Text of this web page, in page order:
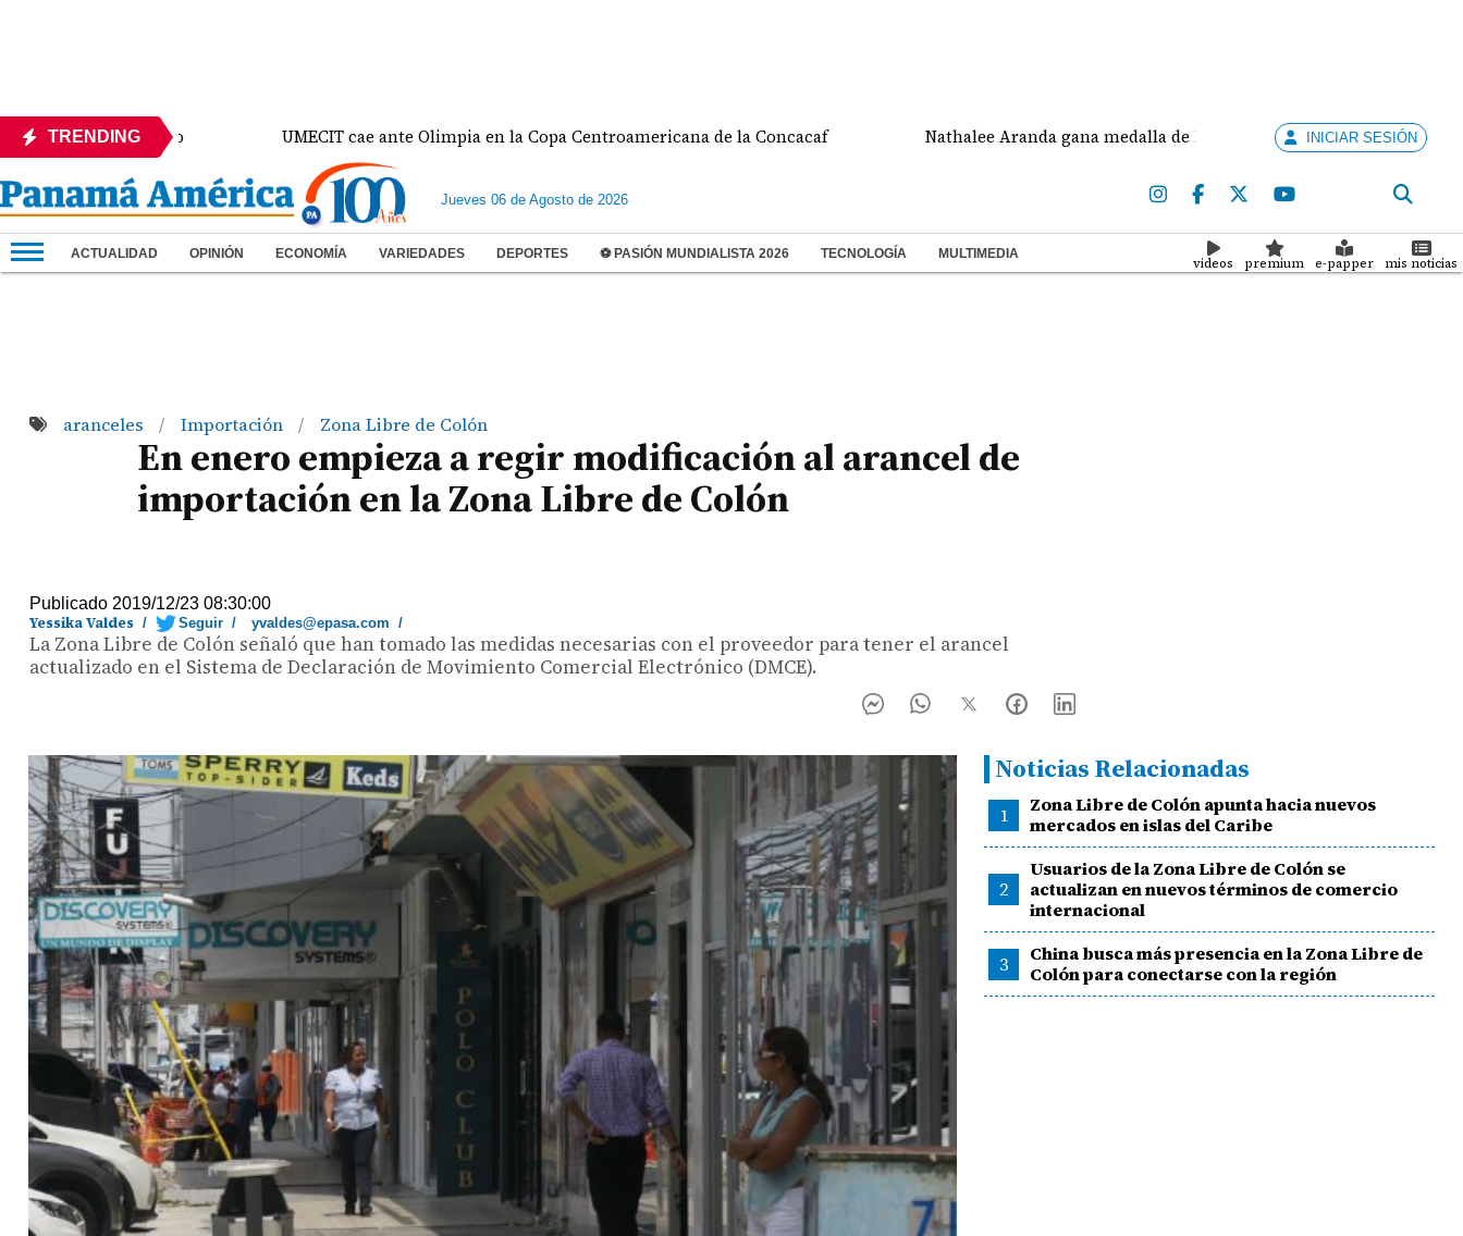
TRENDING
0 ante México UMECIT cae ante Olimpia en la Copa Centroamericana de la Concacaf Nathalee Aranda gana medalla de bronce en salto largo femenino
INICIAR SESIÓN
Jueves 06 de Agosto de 2026
ACTUALIDAD OPINIÓN ECONOMÍA VARIEDADES DEPORTES ⚽ PASIÓN MUNDIALISTA 2026 TECNOLOGÍA MULTIMEDIA
videos premium e-papper mis noticias
aranceles / Importación / Zona Libre de Colón
En enero empieza a regir modificación al arancel de
importación en la Zona Libre de Colón
Publicado 2019/12/23 08:30:00
Yessika Valdes / Seguir / yvaldes@epasa.com /
La Zona Libre de Colón señaló que han tomado las medidas necesarias con el proveedor para tener el arancel
actualizado en el Sistema de Declaración de Movimiento Comercial Electrónico (DMCE).
Noticias Relacionadas
1
Zona Libre de Colón apunta hacia nuevos
mercados en islas del Caribe
2
Usuarios de la Zona Libre de Colón se
actualizan en nuevos términos de comercio
internacional
3
China busca más presencia en la Zona Libre de
Colón para conectarse con la región